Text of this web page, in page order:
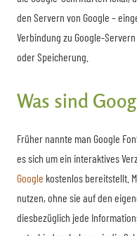
den Servern von Google –
Verbindung zu Google-
oder Speicherung.
Was sind
Früher nannte man Google
es sich um ein interaktives
Google kostenlos bereitstellt.
nutzen, ohne sie auf den
diesbezüglich jede